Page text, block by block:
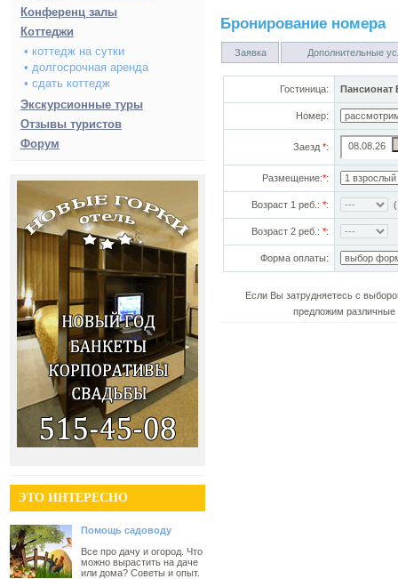
Конференц залы
Коттеджи
• коттедж на сутки
• долгосрочная аренда
• сдать коттедж
Экскурсионные туры
Отзывы туристов
Форум
ЭТО ИНТЕРЕСНО
Помощь садоводу
Все про дачу и огород. Что
можно вырастить на даче
или дома? Советы и опыт.
Бронирование номера
Заявка Дополнительные
Гостиница: Пансионат
Номер:
Заезд *:
Размещение:*:
Возраст 1 реб.: *:
Возраст 2 реб.: *:
Форма оплаты:
Если Вы затрудняетесь с
предложим различные